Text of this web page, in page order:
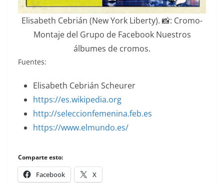
Elisabeth Cebrián (New York Liberty). 📸: Cromo-
Montaje del Grupo de Facebook Nuestros
álbumes de cromos.
Fuentes:
Elisabeth Cebrián Scheurer
https://es.wikipedia.org
http://seleccionfemenina.feb.es
https://www.elmundo.es/
Comparte esto:
Facebook X